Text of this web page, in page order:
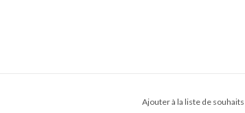
Ajouter à la liste de souhaits